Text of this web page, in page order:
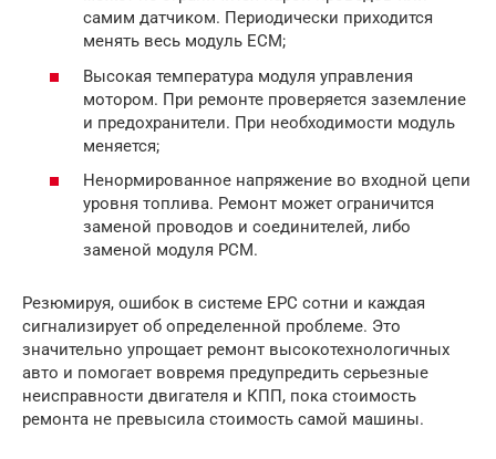
самим датчиком. Периодически приходится
менять весь модуль ECM;
Высокая температура модуля управления
мотором. При ремонте проверяется заземление
и предохранители. При необходимости модуль
меняется;
Ненормированное напряжение во входной цепи
уровня топлива. Ремонт может ограничится
заменой проводов и соединителей, либо
заменой модуля РСМ.
Резюмируя, ошибок в системе EPC сотни и каждая
сигнализирует об определенной проблеме. Это
значительно упрощает ремонт высокотехнологичных
авто и помогает вовремя предупредить серьезные
неисправности двигателя и КПП, пока стоимость
ремонта не превысила стоимость самой машины.